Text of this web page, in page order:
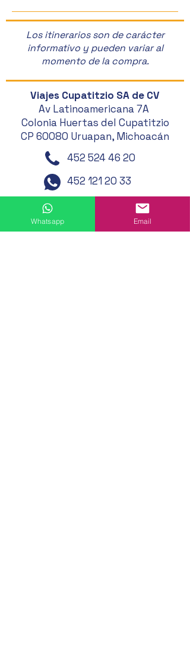
Los itinerarios son de carácter
informativo y pueden variar al
momento de la compra.
Viajes Cupatitzio SA de CV
Av Latinoamericana 7A
Colonia Huertas del Cupatitzio
CP 60080 Uruapan, Michoacán
452 524 46 20
452 121 20 33
Whatsapp Email